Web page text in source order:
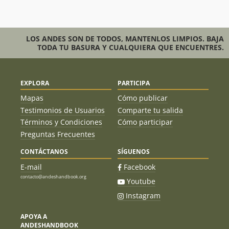
sin mayores detalles del sendero
LOS ANDES SON DE TODOS, MANTENLOS LIMPIOS. BAJA
TODA TU BASURA Y CUALQUIERA QUE ENCUENTRES.
EXPLORA
Mapas
Testimonios de Usuarios
Términos y Condiciones
Preguntas Frecuentes
PARTICIPA
Cómo publicar
Comparte tu salida
Cómo participar
CONTÁCTANOS
E-mail
contacto@andeshandbook.org
SÍGUENOS
Facebook
Youtube
Instagram
APOYA A
ANDESHANDBOOK